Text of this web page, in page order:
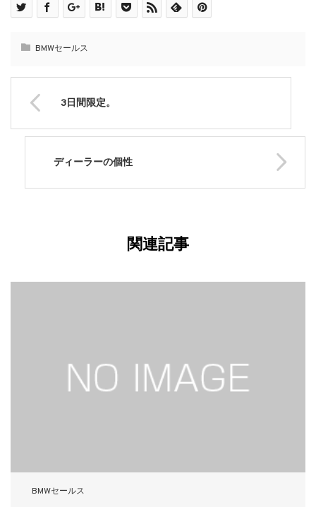
BMWセールス
3日間限定。
ディーラーの個性
関連記事
BMWセールス